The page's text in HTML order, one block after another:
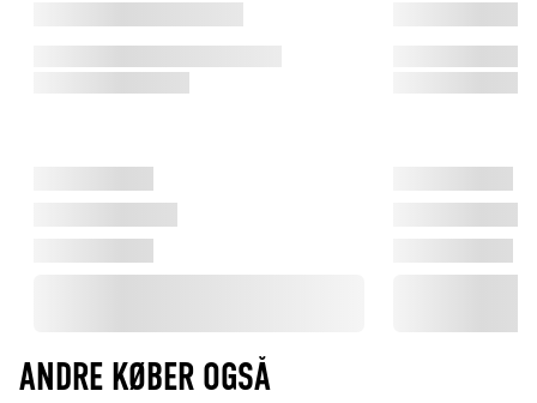
ANDRE KØBER OGSÅ